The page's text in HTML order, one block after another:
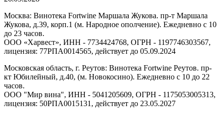
Москва: Винотека Fortwine Маршала Жукова. пр-т Маршала
Жукова, д.39, корп.1 (м. Народное ополчение). Ежедневно с 10
до 23 часов.
ООО «Харвест», ИНН - 7734424768, ОГРН - 1197746303567,
лицензия: 77РПА0014565, действует до 05.09.2024
Московская область, г. Реутов: Винотека Fortwine Реутов. пр-
кт Юбилейный, д.40, (м. Новокосино). Ежедневно с 10 до 22
часов.
ООО "Мир вина", ИНН - 5041205609, ОГРН - 1175053005313,
лицензия: 50РПА0015131, действует до 23.05.2027